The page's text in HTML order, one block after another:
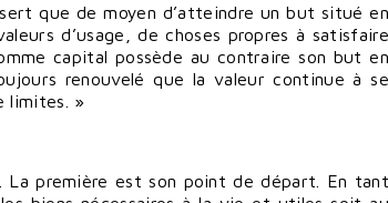
que de moyen d’atteindre un but situé en
d’usage, de choses propres à satisfaire
capital possède au contraire son but en
renouvelé que la valeur continue à se
limites. »
La première est son point de départ. En tant